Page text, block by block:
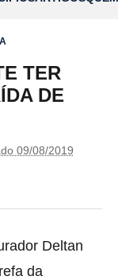
TER
DE
09/08/2019
Deltan
da